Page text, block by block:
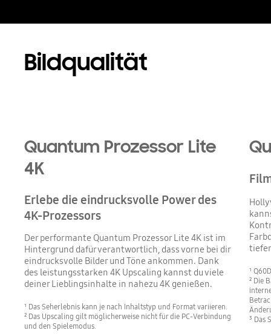
Bildqualität
Quantum Prozessor Lite
4K
Erlebe die eindrucksvolle Power des
4K-Prozessors
Der performante Quantum Prozessor Lite 4K ist im
Hintergrund dafür verantwortlich, dass vorne bei dir
eindrucksvolle Bilder und Töne ankommen. Dank
des leistungsstarken 4K Upscaling kannst du viele
deiner Lieblingsinhalte in nahezu 4K genießen.
¹ Das Seherlebnis kann je nach Inhaltstyp und Format variieren.
² Das Upscaling gilt möglicherweise nicht für die PC-Verbindung
und den Spielemodus.
¹
² Die
³ Das